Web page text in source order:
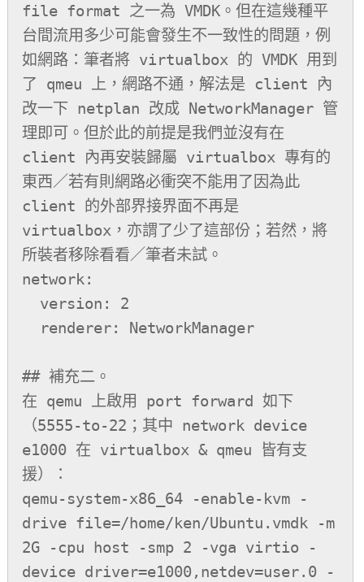
file format 之一為 VMDK。但在這幾種平
台間流用多少可能會發生不一致性的問題，例
如網路：筆者將 virtualbox 的 VMDK 用到
了 qmeu 上，網路不通，解法是 client 內
改一下 netplan 改成 NetworkManager 管
理即可。但於此的前提是我們並沒有在
client 內再安裝歸屬 virtualbox 專有的
東西／若有則網路必衝突不能用了因為此
client 的外部界接界面不再是
virtualbox，亦謂了少了這部份；若然，將
所裝者移除看看／筆者未試。
network:
## 補充二。
在 qemu 上啟用 port forward 如下
（5555-to-22；其中 network device
e1000 在 virtualbox & qmeu 皆有支
援）：
qemu-system-x86_64 -enable-kvm -
drive file=/home/ken/Ubuntu.vmdk -m
2G -cpu host -smp 2 -vga virtio -
device driver=e1000,netdev=user.0 -